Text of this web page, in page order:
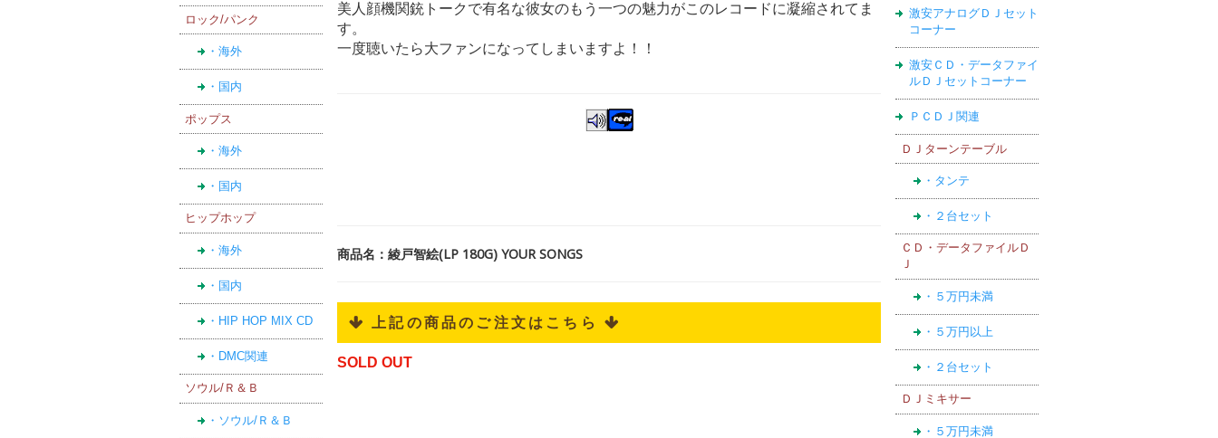
ロック/パンク
・海外
・国内
ポップス
・海外
・国内
ヒップホップ
・海外
・国内
・HIP HOP MIX CD
・DMC関連
ソウル/Ｒ＆Ｂ
・ソウル/Ｒ＆Ｂ
激安アナログＤＪセット
コーナー
激安ＣＤ・データファイ
ルＤＪセットコーナー
ＰＣＤＪ関連
ＤＪターンテーブル
・タンテ
・２台セット
ＣＤ・データファイルＤ
Ｊ
・５万円未満
・５万円以上
・２台セット
ＤＪミキサー
・５万円未満
美人顔機関銃トークで有名な彼女のもう一つの魅力がこのレコードに凝縮されてま
す。
一度聴いたら大ファンになってしまいますよ！！
商品名：綾戸智絵(LP 180G) YOUR SONGS
 上記の商品のご注文はこちら 
SOLD OUT